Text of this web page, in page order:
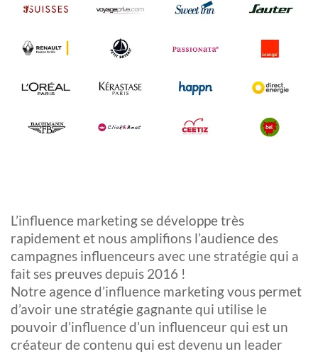
L’influence marketing se développe très
rapidement et nous amplifions l’audience des
campagnes influenceurs avec une stratégie qui a
fait ses preuves depuis 2016 !
Notre agence d’influence marketing vous permet
d’avoir une stratégie gagnante qui utilise le
pouvoir d’influence d’un influenceur qui est un
créateur de contenu qui est devenu un leader